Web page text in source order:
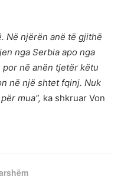
Në njërën anë të gjithë
nga Serbia apo nga
në anën tjetër këtu
në një shtet fqinj. Nuk
mua”, ka shkruar Von